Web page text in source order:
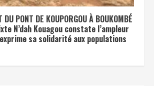
DU PONT DE KOUPORGOU À BOUKOMBÉ
N’dah Kouagou constate l’ampleur
sa solidarité aux populations